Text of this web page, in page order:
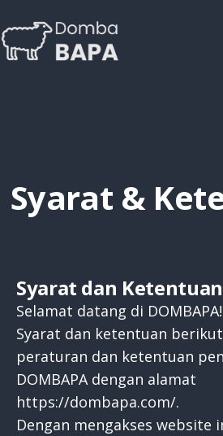
ke
konten
Syarat &
Syarat dan Ketentuan
Selamat datang di DOMBAPA!
Syarat dan ketentuan
peraturan dan ketentuan
DOMBAPA dengan alamat
https://dombapa.com/.
Dengan mengakses website